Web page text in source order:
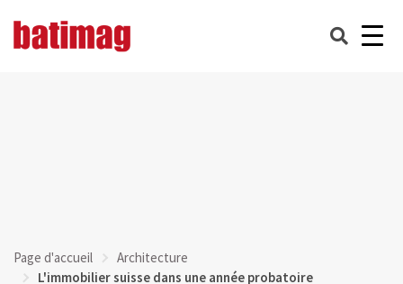
Page d'accueil
Architecture
L'immobilier suisse dans une année probatoire